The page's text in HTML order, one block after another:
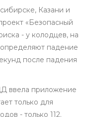
Казани и
«Безопасный
- у колодцев, на
определяют падение
после падения
ввела приложение
только для
- только 112.